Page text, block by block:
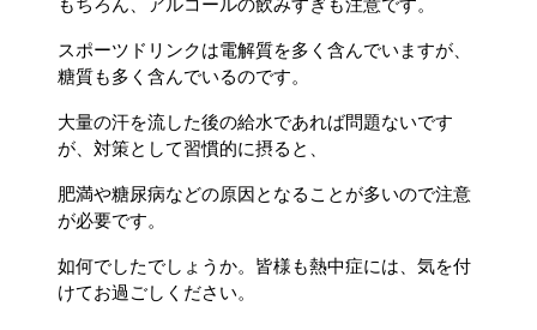
もちろん、アルコールの飲みすぎも注意です。
スポーツドリンクは電解質を多く含んでいますが、
糖質も多く含んでいるのです。
大量の汗を流した後の給水であれば問題ないです
が、対策として習慣的に摂ると、
肥満や糖尿病などの原因となることが多いので注意
が必要です。
如何でしたでしょうか。皆様も熱中症には、気を付
けてお過ごしください。